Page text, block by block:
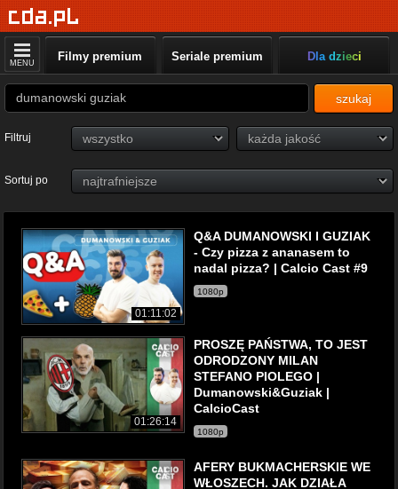
MENU Filmy premium Seriale premium Dla dzieci
szukaj
Filtruj
Sortuj po
01:11:02
Q&A DUMANOWSKI I GUZIAK
- Czy pizza z ananasem to
nadal pizza? | Calcio Cast #9
1080p
01:26:14
PROSZĘ PAŃSTWA, TO JEST
ODRODZONY MILAN
STEFANO PIOLEGO |
Dumanowski&Guziak |
CalcioCast
1080p
AFERY BUKMACHERSKIE WE
WŁOSZECH. JAK DZIAŁA